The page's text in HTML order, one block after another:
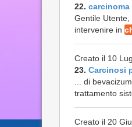
22.
Gentile
intervenire in
Creato il 10
23. Carcinosi
... di
trattamento
Creato il 20